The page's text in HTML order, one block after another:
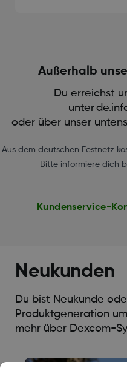
Außerhalb
Du erreichst
unter
oder über unser
Aus dem deutschen Festnetz
– Bitte informiere dich
Kundenservice-
Neukunden
Du bist Neukunde
Produktgeneration
mehr über Dexcom-